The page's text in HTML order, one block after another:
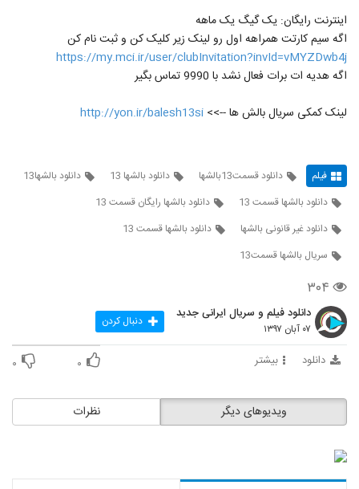
اینترنت رایگان: یک گیگ یک ماهه
اگه سیم کارتت همراهه اول رو لینک زیر کلیک کن و ثبت نام کن
https://my.mci.ir/user/clubInvitation?invId=vMYZDwb4j
اگه هدیه ات برات فعال نشد با 9990 تماس بگیر
لینک کمکی سریال بالش ها -->> http://yon.ir/balesh13si
فیلم دانلود قسمت13بالشها دانلود بالشها 13
دانلود بالشها13
دانلود بالشها قسمت 13
دانلود بالشها رایگان قسمت 13
دانلود غیر قانونی بالشها
دانلود بالشها قسمت 13
سريال بالشها قسمت13
۳۰۴
دانلود فیلم و سریال ایرانی جدید
۰۷ آبان ۱۳۹۷ دنبال کردن
دانلود بیشتر ۰ ۰
نظرات ویدیوهای دیگر